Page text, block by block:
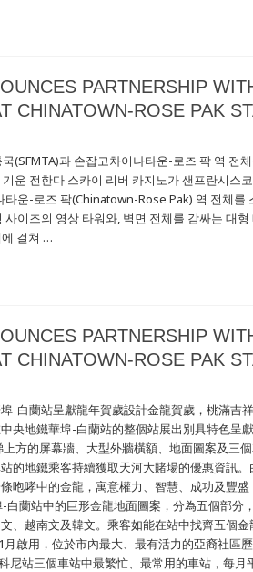
PARTNERSHIP
CHINATOWN-ROSE PAK
(SFMTA)과 손잡고차이나타운-로즈 팍 역 전
운 전한다 스카이 리버 카지노가 샌프란시스
운-로즈 팍(Chinatown-Rose Pak) 역 전체를
이즈의 영상 타워와, 벽면 전체를 감싸는 대형
에 걸쳐 …
PARTNERSHIP
CHINATOWN-ROSE PAK
-白蘭站呈獻龍年賀歲設計金龍賀歲，桃滿吉
央地鐵華埠-白蘭站的整個站展出別具特色呈
方的屏幕牆、大型外牆橫額、地面圖案及三
的地鐵乘客持續獲取天河大賭場的優惠資訊
咆哮中的金龍，寓意權力、智慧、成功及豐
蘭站中的巨形金龍地面圖案，分為五個部分
、越南文及韓文。乘客如能在站中找齊五個
啟用，位於市內最大、最有活力的亞裔社區
尼站三個車站中最繁忙、最常用的車站，每月